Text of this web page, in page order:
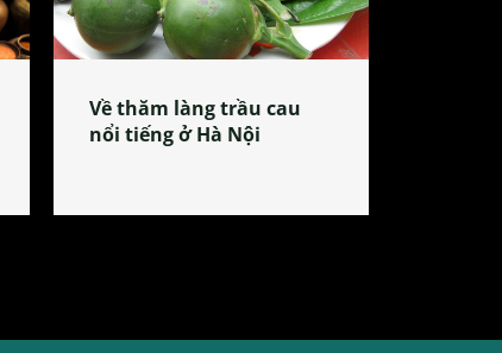
Về thăm làng trầu cau
nổi tiếng ở Hà Nội